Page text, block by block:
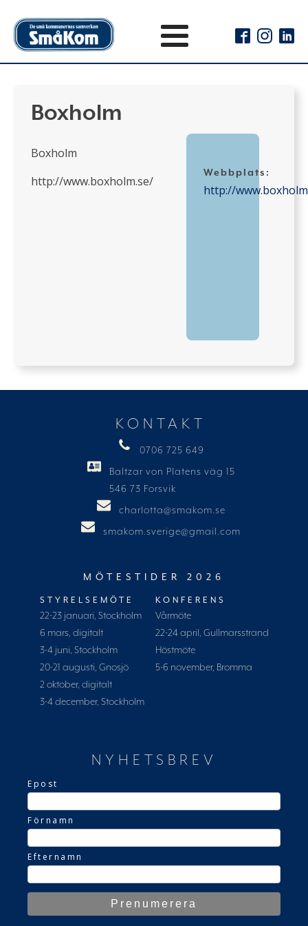
Boxholm
Boxholm
http://www.boxholm.se/
Webbplats:
http://
KONTAKT
0706 725 649
Baltzar von Platens väg 15
546 73 Forsvik
charlotta@smakom.se
smakom.sverige@gmail.com
MÖTESTIDER 2026
STYRELSEMÖTE
22-23 januari, Stockholm
6 mars, digitalt
3-4 juni, Stockholm
20-21 augusti, Gnosjö
2 oktober, digitalt
3-4 december, Stockholm
KONFERENS
Vårmöte
22-24 april, Gullmarsstrand
Höstmöte
5-6 november, Bromma
NYHETSBREV
Epost
Förnamn
Efternamn